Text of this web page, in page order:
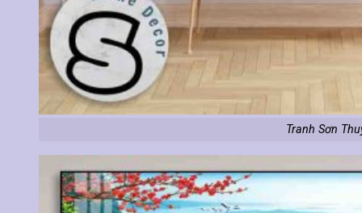
Tranh Sơn